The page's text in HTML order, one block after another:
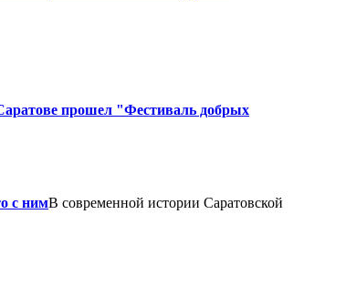
прошел "Фестиваль добрых
с нимВ современной истории Саратовской